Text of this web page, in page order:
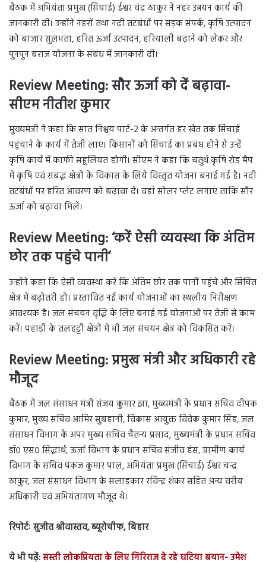
बैठक में अभियंता प्रमुख (सिंचाई) ईश्वर चंद्र ठाकुर ने नहर उन्नयन कार्य की
जानकारी दी। उन्होंने नहरों तथा नदी तटबंधों पर सड़क संपर्क, कृषि उत्पादन
को बाजार सुलभता, हरित ऊर्जा उत्पादन, हरियाली बढ़ाने को लेकर और
पुनपुन बराज योजना के संबंध में जानकारी दी।
Review Meeting: सौर ऊर्जा को दें बढ़ावा-
सीएम नीतीश कुमार
मुख्यमंत्री ने कहा कि सात निश्चय पार्ट-2 के अन्तर्गत हर खेत तक सिंचाई
पहुंचाने के कार्य में तेजी लाएं। किसानों को सिंचाई का प्रबंध होने से उन्हें
कृषि कार्य में काफी सहूलियत होगी। सीएम ने कहा कि चतुर्थ कृषि रोड मैप
में कृषि एवं संबद्ध क्षेत्रों के विकास के लिये विस्तृत योजना बनाई गई है। नदी
तटबंधों पर हरित आवरण को बढ़ावा दें। वहां सोलर प्लेट लगाएं ताकि सौर
ऊर्जा को बढ़ावा मिले।
Review Meeting: ‘करें ऐसी व्यवस्था कि अंतिम
छोर तक पहुंचे पानी’
उन्होंने कहा कि ऐसी व्यवस्था करें कि अंतिम छोर तक पानी पहुंचे और सिंचित
क्षेत्र में बढ़ोतरी हो। प्रस्तावित नई कार्य योजनाओं का स्थलीय निरीक्षण
आवश्यक है। जल संचयन वृद्धि के लिए बनाई गई योजनाओं पर तेजी से काम
करें। पहाड़ी के तलहट्टी क्षेत्रों में भी जल संचयन क्षेत्र को विकसित करें।
Review Meeting: प्रमुख मंत्री और अधिकारी रहे
मौजूद
बैठक में जल संसाधन मंत्री संजय कुमार झा, मुख्यमंत्री के प्रधान सचिव दीपक
कुमार, मुख्य सचिव आमिर सुबहानी, विकास आयुक्त विवेक कुमार सिंह, जल
संसाधन विभाग के अपर मुख्य सचिव चैतन्य प्रसाद, मुख्यमंत्री के प्रधान सचिव
डॉ० एस० सिद्धार्थ, ऊर्जा विभाग के प्रधान सचिव संजीव हंस, ग्रामीण कार्य
विभाग के सचिव पंकज कुमार पाल, अभियंता प्रमुख (सिंचाई) ईश्वर चन्द्र
ठाकुर, जल संसाधन विभाग के सलाहकार रविन्द्र शंकर सहित अन्य वरीय
अधिकारी एवं अभियंतागण मौजूद थे।
रिपोर्टः सुजीत श्रीवास्तव, ब्यूरोचीफ, बिहार
ये भी पढ़ें:सस्ती लोकप्रियता के लिए गिरिराज दे रहे घटिया बयान- उमेश